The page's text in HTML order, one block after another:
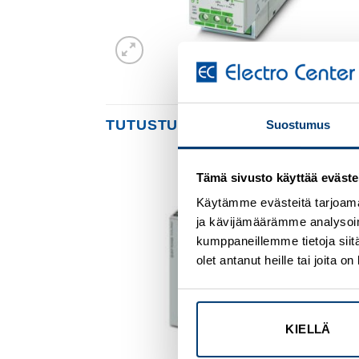
Suostumus
Tämä sivusto käyttää
Käytämme evästeitä
ja kävijämäärämme
kumppaneillemme tietoja
olet antanut heille tai joita
KIELLÄ
TUTUSTU MYÖS
wishlist